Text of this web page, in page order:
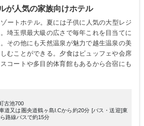
が人気の家族向けホテル
ートホテル。夏には子供に人気の大型レジ
埼玉県最大級の広さで毎年これを目当てに
その他にも天然温泉が魅力で越生温泉の美
むことができる。夕食はビュッフェや会席
コートや多目的体育館もあるから合宿にも
古池700
道又は圏央道鶴ヶ島I.Cから約20分 [バス・送迎]東
路線バスで約15分